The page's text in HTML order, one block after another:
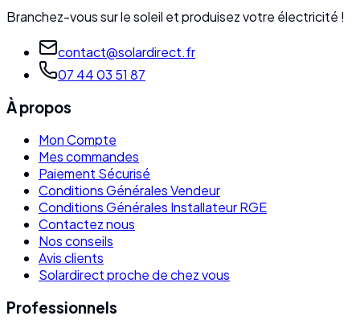
Branchez-vous sur le soleil et produisez votre électricité !
contact@solardirect.fr
07 44 03 51 87
À propos
Mon Compte
Mes commandes
Paiement Sécurisé
Conditions Générales Vendeur
Conditions Générales Installateur RGE
Contactez nous
Nos conseils
Avis clients
Solardirect proche de chez vous
Professionnels